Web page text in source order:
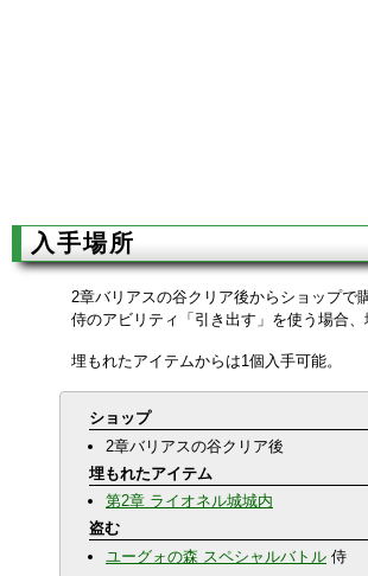
入手場所
2章バリアスの谷クリア後からショップで
侍のアビリティ「引き出す」を使う場合
埋もれたアイテムからは1個入手可能。
ショップ
2章バリアスの谷クリア後
埋もれたアイテム
第2章 ライオネル城城内
盗む
ユーグォの森 スペシャルバトル 侍